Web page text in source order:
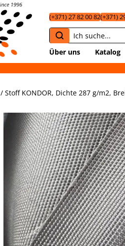
(+371) 27 82 00 82(+371)
Über uns Katalog
/ Stoff KONDOR, Dichte 287 g/m2,